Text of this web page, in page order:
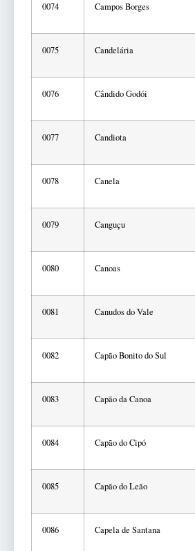
0074 Campos Borges
0075 Candelária
0076 Cândido Godói
0077 Candiota
0078 Canela
0079 Canguçu
0080 Canoas
0081 Canudos do Vale
0082 Capão Bonito do Sul
0083 Capão da Canoa
0084 Capão do Cipó
0085 Capão do Leão
0086 Capela de Santana